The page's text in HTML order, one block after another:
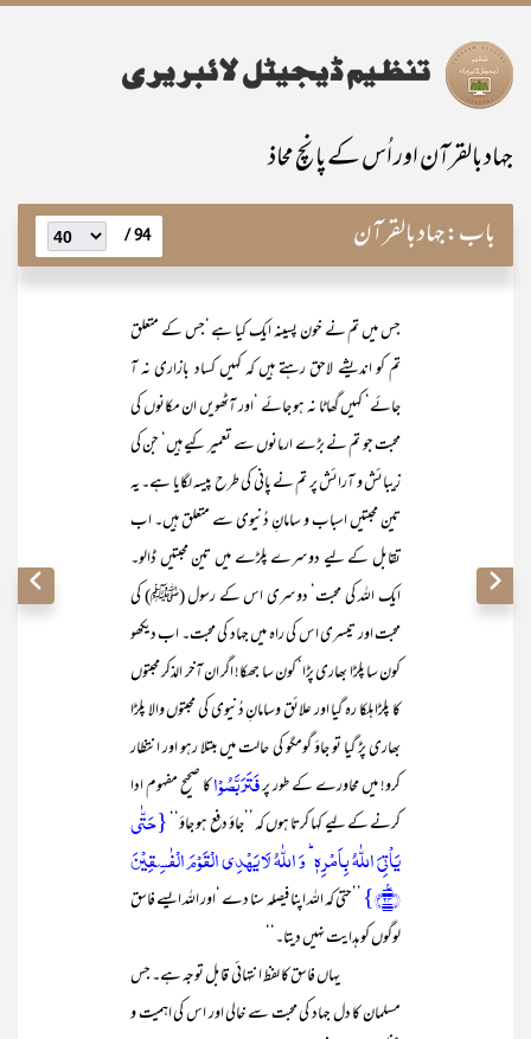
جہاد بالقرآن اور اُس کے پانچ محاذ
باب:جہاد بالقرآن 94 /
جس میں تم نے خون پسینہ ایک کیا ہے ‘جس کے متعلق
تم کو اندیشے لاحق رہتے ہیں کہ کہیں کساد بازاری نہ آ
جائے‘ کہیں گھاٹا نہ ہو جائے ‘اور آٹھویں ان مکانوں کی
محبت جو تم نے بڑے ارمانوں سے تعمیر کیے ہیں‘ جن کی
زیبائش و آرائش پر تم نے پانی کی طرح پیسہ لگایا ہے۔ یہ
تین محبتیں اسباب و سامانِ دُنیوی سے متعلق ہیں۔ اب
تقابل کے لیے دوسرے پلڑے میں تین محبتیں ڈالو۔
ایک اللہ کی محبت‘ دوسری اس کے رسول (ﷺ) کی
محبت اور تیسری اس کی راہ میں جہاد کی محبت۔ اب دیکھو
کون سا پلڑا بھاری پڑا‘ کون سا جھکا! اگر ان آخر الذکر محبتوں
کا پلڑا ہلکا رہ گیا اور علائق وسامانِ دُنیوی کی محبتوں والا پلڑا
بھاری پڑ گیا تو جاؤ گومگو کی حالت میں مبتلا رہو اور انتظار
کرو! میں محاورے کے طور پرفَتَرَبَّصُوۡاکا صحیح مفہوم ادا
کرنے کے لیے کہا کرتا ہوں کہ ’’جاؤ دفع ہو جاؤ‘‘ {حَتّٰی
یَاۡتِیَ اللّٰہُ بِاَمۡرِہٖ ؕ وَ اللّٰہُ لَا یَہۡدِی الۡقَوۡمَ الۡفٰسِقِیۡنَ
﴿٪۲۴﴾}
’’حتیٰ کہ اللہ اپنا فیصلہ سنا دے ‘اور اللہ ایسے فاسق
لوگوں کو ہدایت نہیں دیتا۔‘‘
یہاں فاسق کا لفظ انتہائی قابل توجہ ہے۔ جس
مسلمان کا دل جہاد کی محبت سے خالی اور اس کی اہمیت و